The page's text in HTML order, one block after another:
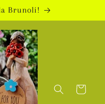
Brunoli!
Warenkorb